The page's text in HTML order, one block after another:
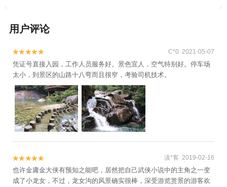
用户评论

 C*0 2021-05-07
凭证号直接入园，工作人员服务好。景色宜人，空气特别好。停车场
太小，到景区的山路十八弯而且很窄，考验司机技术。

 滇*客 2019-02-16
也许金庸金大侠有预知之能吧，居然把自己武侠小说中的主角之一变
成了小龙女，不过，龙女沟的风景确实很棒，深受游览赏景的游客欢